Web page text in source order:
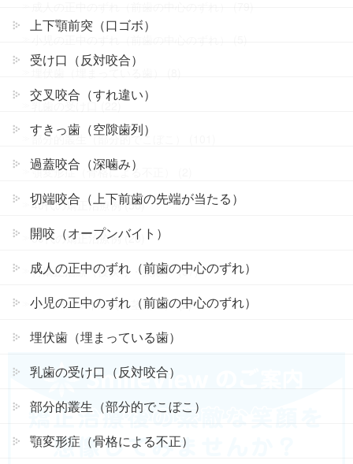
乳歯の受け口 (22)
部分的叢生（部分的でこぼこ） (101)
顎変形症（骨格による不正） (2)
40代の矯正治療例 (50)
50代の矯正治療例 (20)
再矯正治療（後戻り・失敗） (57)
ガミースマイル（歯茎露出） (2)
上下顎前突（口ゴボ）
受け口（反対咬合）
交叉咬合（すれ違い）
すきっ歯（空隙歯列）
過蓋咬合（深噛み）
切端咬合（上下前歯の先端が当たる）
開咬（オープンバイト）
成人の正中のずれ（前歯の中心のずれ）
小児の正中のずれ（前歯の中心のずれ）
埋伏歯（埋まっている歯）
乳歯の受け口（反対咬合）
部分的叢生（部分的でこぼこ）
顎変形症（骨格による不正）